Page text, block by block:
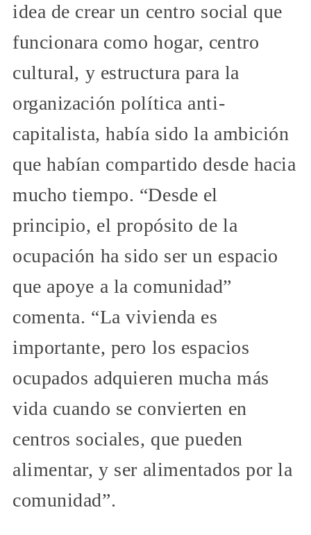
idea de crear un centro social que
funcionara como hogar, centro
cultural, y estructura para la
organización política anti-
capitalista, había sido la ambición
que habían compartido desde hacia
mucho tiempo. “Desde el
principio, el propósito de la
ocupación ha sido ser un espacio
que apoye a la comunidad”
comenta. “La vivienda es
importante, pero los espacios
ocupados adquieren mucha más
vida cuando se convierten en
centros sociales, que pueden
alimentar, y ser alimentados por la
comunidad”.